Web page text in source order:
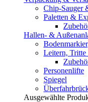
Chip-Sauger
Paletten &
Hallen- &
Leitern,
Personenlifte
Spiegel
Ausgewählte